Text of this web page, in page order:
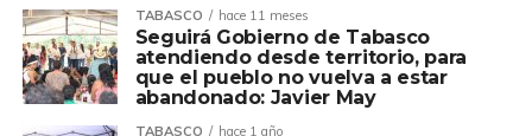
TABASCO hace 11 meses
Seguirá Gobierno de Tabasco
atendiendo desde territorio, para
que el pueblo no vuelva a estar
abandonado: Javier May
TABASCO hace 1 año